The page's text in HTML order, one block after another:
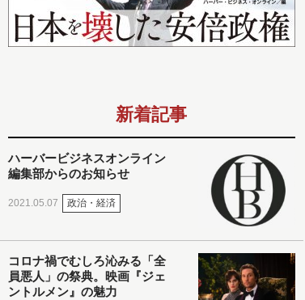
新着記事
ハーバービジネスオンライン
編集部からのお知らせ
2021.05.07 政治・経済
コロナ禍でむしろ沁みる「全
員悪人」の祭典。映画『ジェ
ントルメン』の魅力